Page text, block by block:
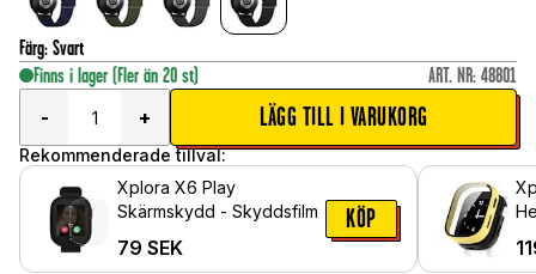
Färg: Svart
Finns i lager (Fler än 20 st) ART. NR: 48801
-
+ LÄGG TILL I VARUKORG
Rekommenderade tillval:
Xplora X6 Play
Skärmskydd - Skyddsfilm
79 SEK
KÖP